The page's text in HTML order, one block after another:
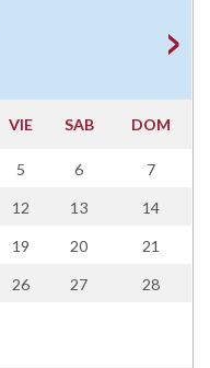
VIE SAB DOM
5 6 7
12 13 14
19 20 21
26 27 28